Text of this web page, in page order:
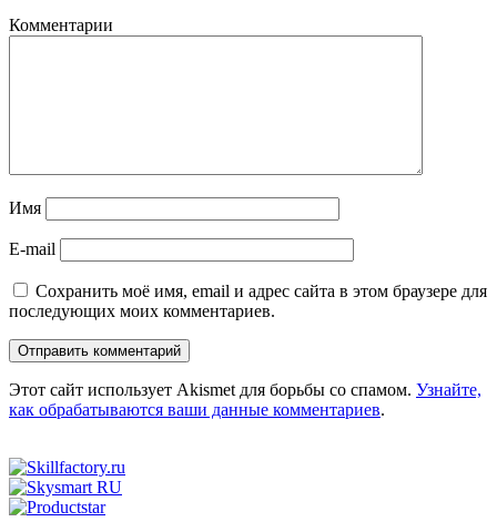
Комментарии
Имя
E-mail
Сохранить моё имя, email и адрес сайта в этом браузере для
последующих моих комментариев.
Этот сайт использует Akismet для борьбы со спамом. Узнайте,
как обрабатываются ваши данные комментариев.